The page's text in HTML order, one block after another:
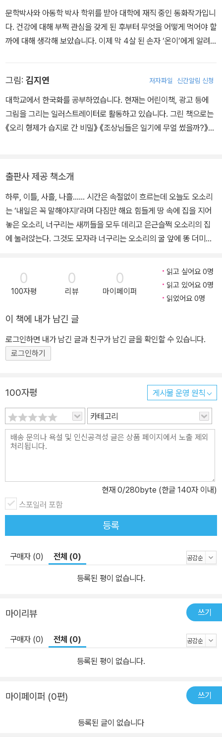
문학박사와 아동학 박사 학위를 받아 대학에 재직 중인 동화작가입니
다. 건강에 대해 부쩍 관심을 갖게 된 후부터 무엇을 어떻게 먹어야 할
까에 대해 생각해 보았습니다. 이제 막 4살 된 손자 ‘온이’에게 알려
는 <펭귄 가족의 사랑>, <네가 하늘이다>, <성급한 오리너구리 우화
>, <꼬마 요술쟁이 꼬슬란> 등이 있습니다.
그림: 김지연 저자파일 신간알림 신청
대학교에서 한국화를 공부하였습니다. 현재는 어린이책, 광고 등에
그림을 그리는 일러스트레이터로 활동하고 있습니다. 그린 책으로는
《오리 형제가 습지로 간 비밀》 《조상님들은 일기에 무얼 썼을까?》
출판사 제공 책소개
하루, 이틀, 사흘, 나흘…… 시간은 속절없이 흐르는데 오늘도 오소리
는 ‘내일은 꼭 말해야지!’라며 다짐만 해요 힘들게 땅 속에 집을 지어
놓은 오소리, 너구리는 새끼들을 모두 데리고 은근슬쩍 오소리의 집
에 눌러앉는다. 그것도 모자라 너구리는 오소리의 굴 앞에 똥 더미를
우화 《친구를 사귀는 법》 《악기가 된 호랑이》에 이어 이윤희 작가의
세 번째 철학 우화 《아무 말도 못 하고》가 출간되었다. 이윤희 작가의
우화는 동물들의 특징과 결부된 다양한 상황을 이야기의 구조로 삼아
와 너구리라는 동물이 가진 습성과 특징을 기반으로 이야기를 전개시
켜 나간다. 실제로 오소리는 집짓기에 능한 재주를 가지고 있고, 너구
리는 오소리의 굴에 들어가 살기도 한다고 한다. 작가는 이런 생태학
적 지식을 이야기의 배경으로 두고 이야기를 풀어 나간다. 일차원적
동에 문제가 있다는 결론을 두고 흘러갈 것이다. 하지만 작 가는 오히
려 오소리의 행동에 초점을 맞추어 이야기를 전개시키며 독자의 궁금
증을 자아내고, 고민할 수 있는 여지를 숨겨 놓아 생각의 폭을 넓힌다.
싫은 것은 싫다고 말할 줄 아는 용기 오소리가 힘들게 지어 놓은 굴에
은근슬쩍 무단으로 들어와 눌러앉은 너구리의 모습을 보면 분통이 터
어쩔 수 없이 울며 겨자 먹기로 공들여 지은 굴을 너구리 가족과 나눈
다. 독자들은 책을 보며 우물쭈물 대는 오소리가 답답하게 느껴질 것
이다. 그냥 싫다고 딱 잘라 거절하면 될 텐데 하고 말이다. 하지만 독
자들의 마음 한편으로 오소리의 이런 답답한 행동이 낯설게만 느껴지
모습에서도 찾아볼 수 있다. 자기중심적인 사고를 가진 어린 아이들
은 설사 그 주장이 굉장히 비논리적인 것이더라도 자신의 의사를 확
춤하기 시작한다. 다른 사람의 입장에서 생각할 줄 알게 된 아이들은
자신의 의사를 굽힐 줄 알게 되는 것이다. 책 속에 등장하는 오소리 역
시 너구리의 안타까운 사정에 연민을 느끼며 자기 자신의 감정을 숨
임을 감지했으면서도 차일피일 미루다 결국 위험에 닥쳐서야 후회하
생각할 기회를 준다. 이 책을 통해 아이들은 자신의 의사와 타인의 입
0
100자평
0
리뷰
0
마이페이퍼
읽고 싶어요 0명
읽고 있어요 0명
읽었어요 0명
이 책에 내가 남긴 글
로그인하면 내가 남긴 글과 친구가 남긴 글을 확인할 수 있습니다.
로그인하기
100자평 게시물 운영 원칙
카테고리
현재 0/280byte (한글 140자 이내)
스포일러 포함
등록
구매자 (0) 전체 (0)
등록된 평이 없습니다.
마이리뷰 쓰기
구매자 (0) 전체 (0)
등록된 평이 없습니다.
마이페이퍼 (0편) 쓰기
등록된 글이 없습니다